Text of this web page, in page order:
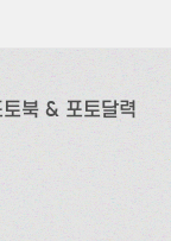
북 & 포토달력